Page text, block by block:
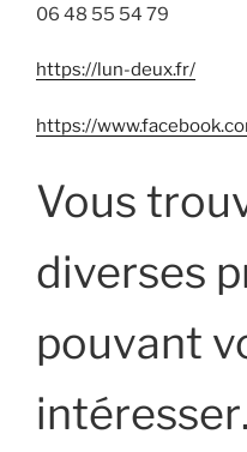
06 48 55 54 79
https://lun-deux.fr/
https://
Vous
diverses
pouvant